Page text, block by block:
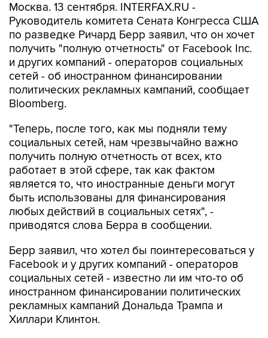
Москва. 13 сентября. INTERFAX.RU -
Руководитель комитета Сената Конгресса США
по разведке Ричард Берр заявил, что он хочет
получить "полную отчетность" от Facebook Inc.
и других компаний - операторов социальных
сетей - об иностранном финансировании
политических рекламных кампаний, сообщает
Bloomberg.
"Теперь, после того, как мы подняли тему
социальных сетей, нам чрезвычайно важно
получить полную отчетность от всех, кто
работает в этой сфере, так как фактом
является то, что иностранные деньги могут
быть использованы для финансирования
любых действий в социальных сетях", -
приводятся слова Берра в сообщении.
Берр заявил, что хотел бы поинтересоваться у
Facebook и у других компаний - операторов
социальных сетей - известно ли им что-то об
иностранном финансировании политических
рекламных кампаний Дональда Трампа и
Хиллари Клинтон.